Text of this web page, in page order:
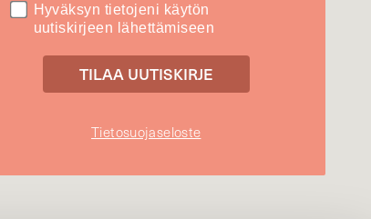
Hyväksyn tietojeni käytön
uutiskirjeen lähettämiseen
Tietosuojaseloste